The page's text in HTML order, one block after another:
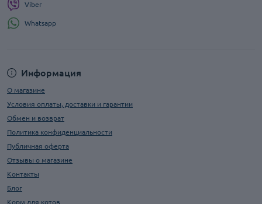
Информация
О магазине
Условия оплаты, доставки и гарантии
Обмен и возврат
Политика конфиденциальности
Публичная оферта
Отзывы о магазине
Контакты
Блог
Корм для котов
Viber
Whatsapp